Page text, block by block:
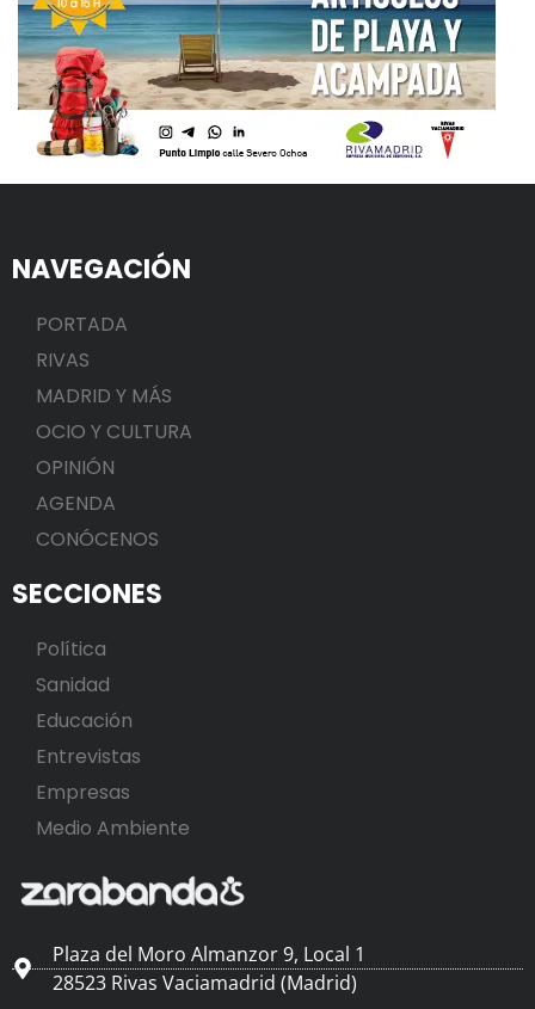
NAVEGACIÓN
PORTADA
RIVAS
MADRID Y MÁS
OCIO Y CULTURA
OPINIÓN
AGENDA
CONÓCENOS
SECCIONES
Política
Sanidad
Educación
Entrevistas
Empresas
Medio Ambiente
Plaza del Moro Almanzor 9, Local 1
28523 Rivas Vaciamadrid (Madrid)